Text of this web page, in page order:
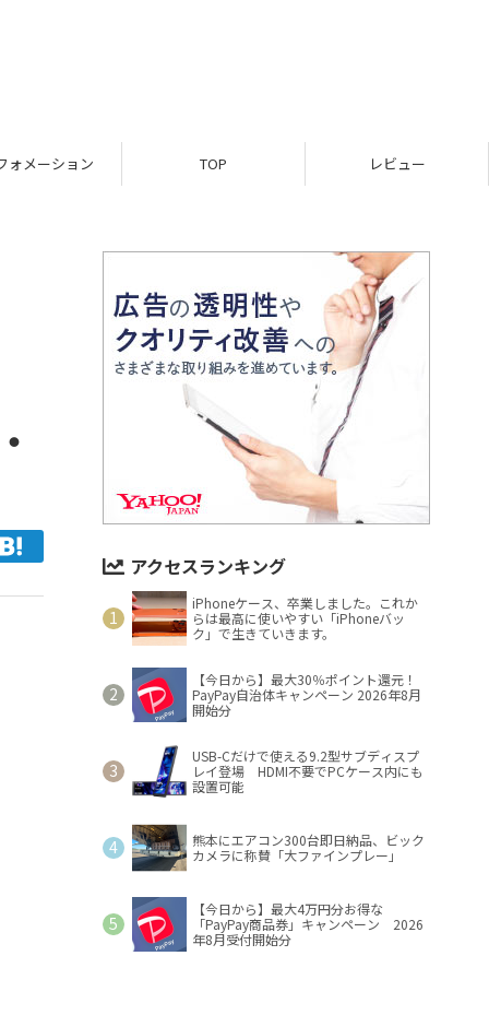
ォメーション TOP レビュー
アクセスランキング
iPhoneケース、卒業しました。これか
らは最高に使いやすい「iPhoneバッ
ク」で生きていきます。
【今日から】最大30％ポイント還元！
PayPay自治体キャンペーン 2026年8月
開始分
USB-Cだけで使える9.2型サブディスプ
レイ登場 HDMI不要でPCケース内にも
設置可能
熊本にエアコン300台即日納品、ビック
カメラに称賛「大ファインプレー」
【今日から】最大4万円分お得な
「PayPay商品券」キャンペーン 2026
年8月受付開始分